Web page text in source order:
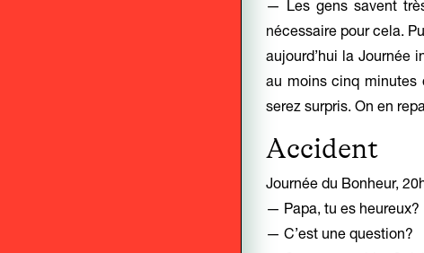
— Les gens savent
nécessaire pour cela.
aujourd’hui la Journée
au moins cinq minutes
serez surpris. On en
Accident
Journée du Bonheur,
— Papa, tu es heureux?
— C’est une question?